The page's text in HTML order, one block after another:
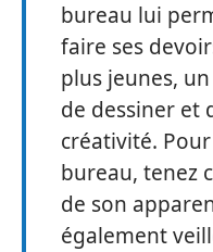
bureau lui
faire ses
plus jeunes,
de dessiner et
créativité.
bureau, tenez
de son
également